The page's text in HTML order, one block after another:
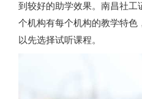
到较好的助学效果。南昌社工
个机构有每个机构的教学特色
以先选择试听课程。